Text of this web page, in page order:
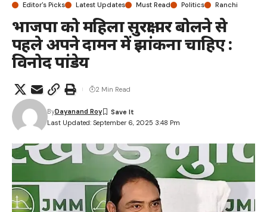
Editor's Picks Latest Updates Must Read Politics Ranchi
भाजपा को महिला सुरक्षा पर बोलने से
पहले अपने दामन में झांकना चाहिए :
विनोद पांडेय
Last Updated: September 6, 2025 3:48 Pm
ByDayanand Roy
2 Min Read